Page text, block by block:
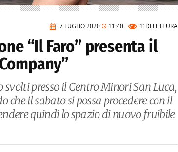
7 LUGLIO 2020 11:40 1’ DI LETTURA
“Il Faro” presenta il
presso il Centro Minori San Luca,
che il sabato si possa procedere con il
quindi lo spazio di nuovo fruibile